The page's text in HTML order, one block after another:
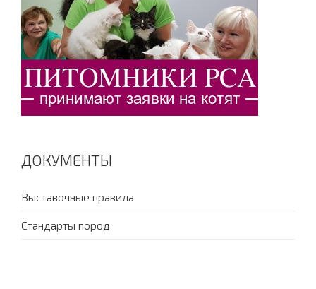
ДОКУМЕНТЫ
Выставочные правила
Стандарты пород